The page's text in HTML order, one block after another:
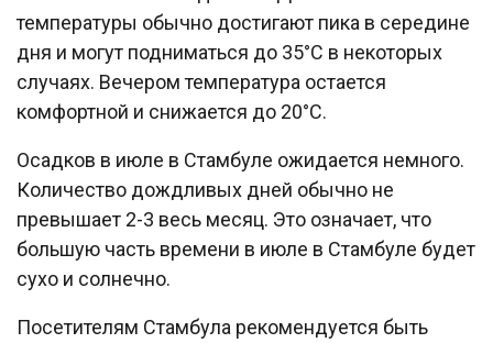
температуры обычно достигают пика в середине
дня и могут подниматься до 35°C в некоторых
случаях. Вечером температура остается
комфортной и снижается до 20°C.
Осадков в июле в Стамбуле ожидается немного.
Количество дождливых дней обычно не
превышает 2-3 весь месяц. Это означает, что
большую часть времени в июле в Стамбуле будет
сухо и солнечно.
Посетителям Стамбула рекомендуется быть